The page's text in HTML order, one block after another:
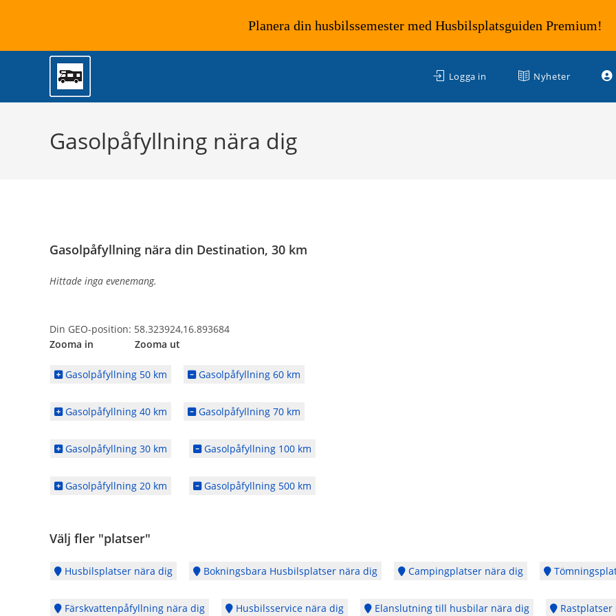
Logga in Nyheter
Gasolpåfyllning nära dig
Gasolpåfyllning nära din Destination, 30 km
Hittade inga evenemang.
Din GEO-position: 58.323924,16.893684
Zooma in Zooma ut
Gasolpåfyllning 50 km Gasolpåfyllning 60 km
Gasolpåfyllning 40 km Gasolpåfyllning 70 km
Gasolpåfyllning 30 km Gasolpåfyllning 100 km
Gasolpåfyllning 20 km Gasolpåfyllning 500 km
Välj fler "platser"
Husbilsplatser nära dig Bokningsbara Husbilsplatser nära dig Campingplatser nära dig
Färskvattenpåfyllning nära dig Husbilsservice nära dig Elanslutning till husbilar nära dig
Planera din husbilssemester med Husbilsplatsguiden Premium!